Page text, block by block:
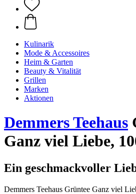
Kulinarik
Mode & Accessoires
Heim & Garten
Beauty & Vitalität
Grillen
Marken
Aktionen
Demmers Teehaus
Ganz viel Liebe,
Ein geschmackvoller
Demmers Teehaus Grüntee Ganz viel